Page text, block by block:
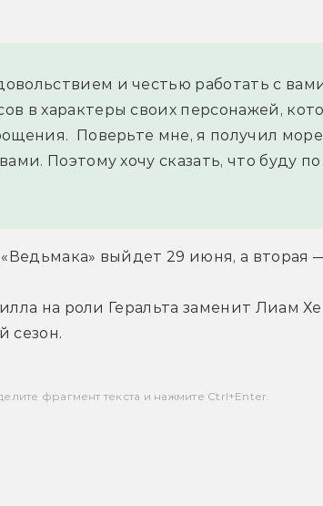
и честью работать с
в характеры своих персонажей,
Поверьте мне, я получил море
Поэтому хочу сказать, что буду
«Ведьмака» выйдет 29 июня, а вторая
на роли Геральта заменит Лиам
сезон.
фрагмент текста и нажмите Ctrl+Enter.